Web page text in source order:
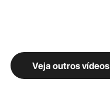
Veja outros vídeos